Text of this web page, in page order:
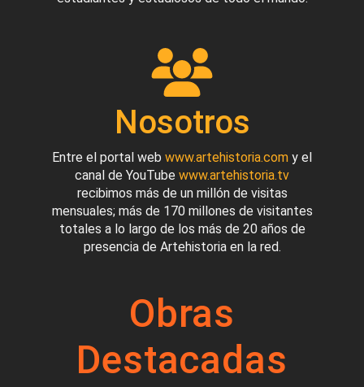
Nosotros
Entre el portal web www.artehistoria.com y el
canal de YouTube www.artehistoria.tv
recibimos más de un millón de visitas
mensuales; más de 170 millones de visitantes
totales a lo largo de los más de 20 años de
presencia de Artehistoria en la red.
Obras
Destacadas